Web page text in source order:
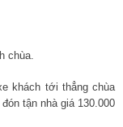
chùa.
khách tới thẳng chùa
tận nhà giá 130.000